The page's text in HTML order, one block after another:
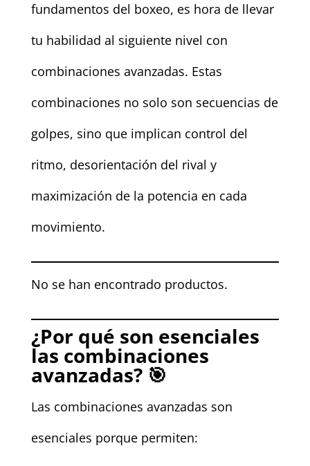
fundamentos del boxeo, es hora de llevar
tu habilidad al siguiente nivel con
combinaciones avanzadas. Estas
combinaciones no solo son secuencias de
golpes, sino que implican control del
ritmo, desorientación del rival y
maximización de la potencia en cada
movimiento.
No se han encontrado productos.
¿Por qué son esenciales
las combinaciones
avanzadas? 🎯
Las combinaciones avanzadas son
esenciales porque permiten: